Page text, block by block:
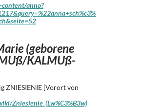
anno?
(geborene
KALMUß-
ZNIESIENIE [Vorort von
Zniesienie_(Lw%C3%B3w)